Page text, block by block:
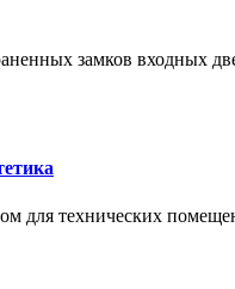
замков входных
для технических